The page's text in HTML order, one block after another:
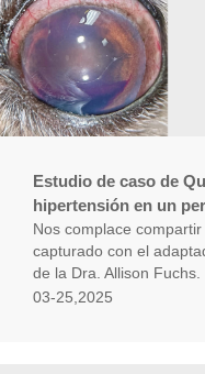
Estudio de caso de
hipertensión en un
Nos complace
capturado con el
de la Dra. Allison Fuchs.
03-25,2025